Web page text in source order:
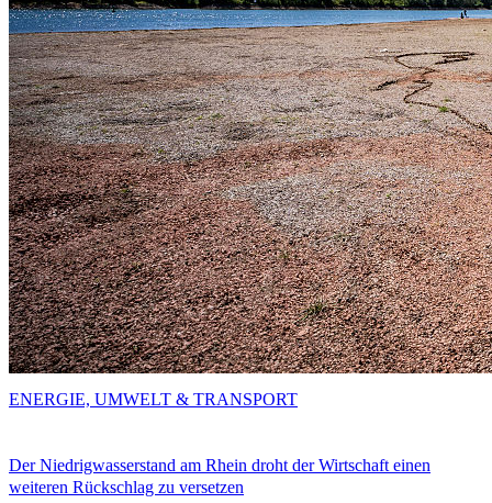
Der Niedrigwasserstand am Rhein droht der Wirtschaft einen
weiteren Rückschlag zu versetzen
ENERGIE, UMWELT & TRANSPORT